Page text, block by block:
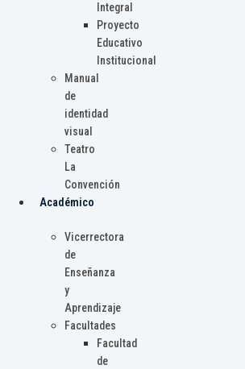
Integral
Proyecto
Educativo
Institucional
Manual
de
identidad
visual
Teatro
La
Convención
Académico
Vicerrectora
de
Enseñanza
y
Aprendizaje
Facultades
Facultad
de